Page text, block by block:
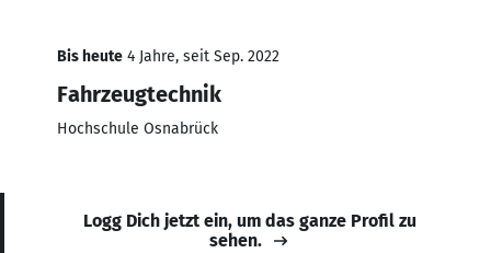
Bis heute 4 Jahre, seit Sep. 2022
Fahrzeugtechnik
Hochschule Osnabrück
Logg Dich jetzt ein, um das ganze Profil zu
sehen.